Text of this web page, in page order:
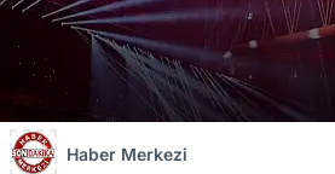
Haber Merkezi